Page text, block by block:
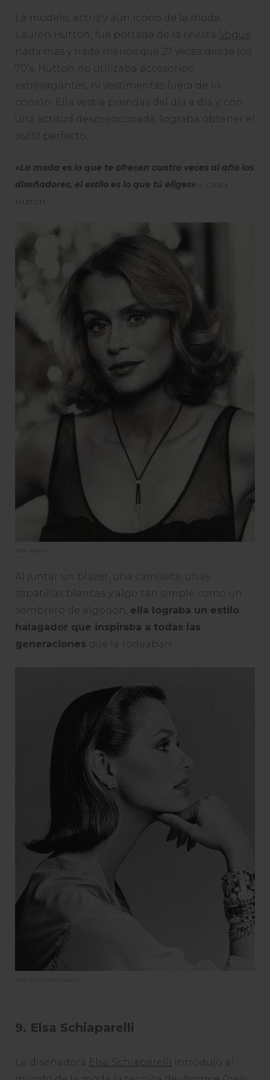
La modelo, actriz y aún icono de la moda,
Lauren Hutton, fue portada de la revista Vogue
nada más y nada menos que 27 veces desde los
70’s. Hutton no utilizaba accesorios
extravagantes, ni vestimentas fuera de lo
común. Ella vestía prendas del día a día y, con
una actitud despreocupada, lograba obtener el
outfit perfecto.
»La moda es lo que te ofrecen cuatro veces al año los
diseñadores, el estilo es lo que tú eliges» – Laura
Hutton
Foto: Alamy
Al juntar un blazer, una camiseta, unas
zapatillas blancas y algo tan simple como un
sombrero de algodón, ella lograba un estilo
halagador que inspiraba a todas las
generaciones que la rodeaban.
Foto: Francesco Scavullo
9. Elsa Schiaparelli
La diseñadora Elsa Schiaparelli introdujo al